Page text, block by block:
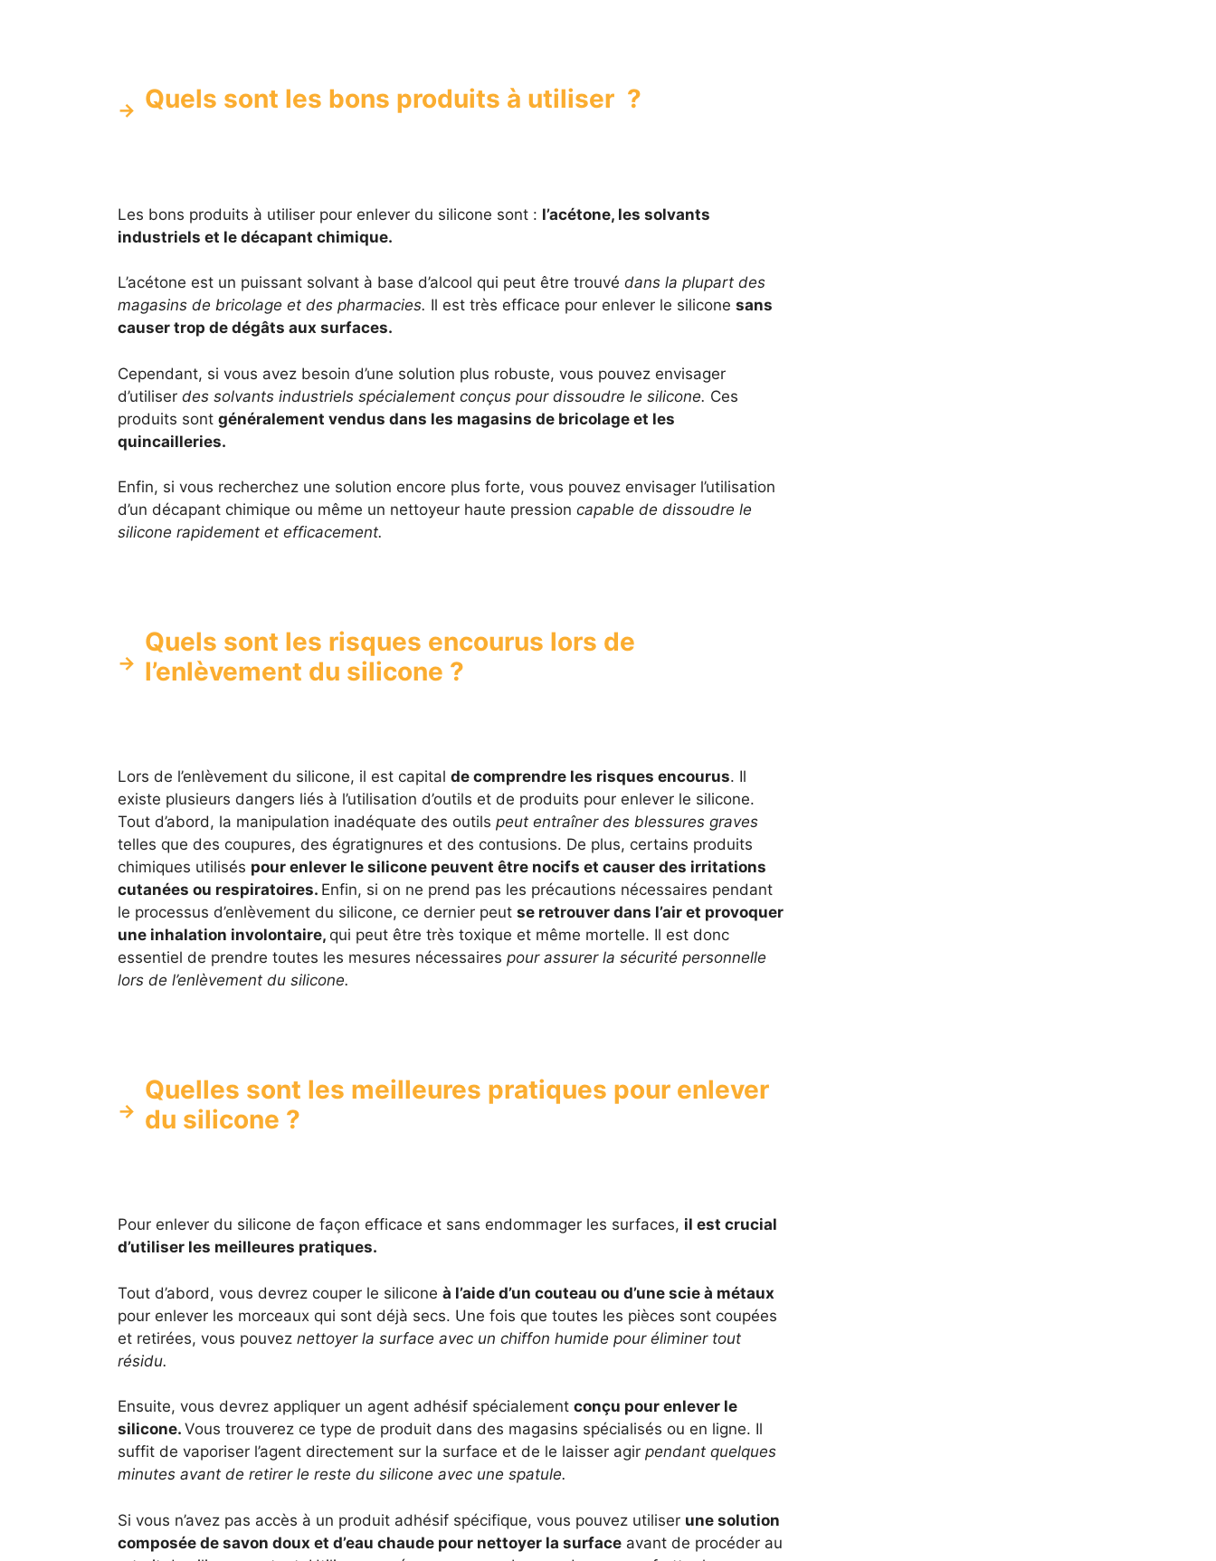
Quels sont les bons produits à utiliser ?
Les bons produits à utiliser pour enlever du silicone sont : l’acétone, les solvants
industriels et le décapant chimique.
L’acétone est un puissant solvant à base d’alcool qui peut être trouvé dans la plupart des
magasins de bricolage et des pharmacies. Il est très efficace pour enlever le silicone sans
causer trop de dégâts aux surfaces.
Cependant, si vous avez besoin d’une solution plus robuste, vous pouvez envisager
d’utiliser des solvants industriels spécialement conçus pour dissoudre le silicone. Ces
produits sont généralement vendus dans les magasins de bricolage et les
quincailleries.
Enfin, si vous recherchez une solution encore plus forte, vous pouvez envisager l’utilisation
d’un décapant chimique ou même un nettoyeur haute pression capable de dissoudre le
silicone rapidement et efficacement.
Quels sont les risques encourus lors de
l’enlèvement du silicone ?
Lors de l’enlèvement du silicone, il est capital de comprendre les risques encourus. Il
existe plusieurs dangers liés à l’utilisation d’outils et de produits pour enlever le silicone.
Tout d’abord, la manipulation inadéquate des outils peut entraîner des blessures graves
telles que des coupures, des égratignures et des contusions. De plus, certains produits
chimiques utilisés pour enlever le silicone peuvent être nocifs et causer des irritations
cutanées ou respiratoires. Enfin, si on ne prend pas les précautions nécessaires pendant
le processus d’enlèvement du silicone, ce dernier peut se retrouver dans l’air et provoquer
une inhalation involontaire, qui peut être très toxique et même mortelle. Il est donc
essentiel de prendre toutes les mesures nécessaires pour assurer la sécurité personnelle
lors de l’enlèvement du silicone.
Quelles sont les meilleures pratiques pour enlever
du silicone ?
Pour enlever du silicone de façon efficace et sans endommager les surfaces, il est crucial
d’utiliser les meilleures pratiques.
Tout d’abord, vous devrez couper le silicone à l’aide d’un couteau ou d’une scie à métaux
pour enlever les morceaux qui sont déjà secs. Une fois que toutes les pièces sont coupées
et retirées, vous pouveznettoyer la surface avec un chiffon humide pour éliminer tout
résidu.
Ensuite, vous devrez appliquer un agent adhésif spécialement conçu pour enlever le
silicone. Vous trouverez ce type de produit dans des magasins spécialisés ou en ligne. Il
suffit de vaporiser l’agent directement sur la surface et de le laisser agirpendant quelques
minutes avant de retirer le reste du silicone avec une spatule.
Si vous n’avez pas accès à un produit adhésif spécifique, vous pouvez utiliser une solution
composée de savon doux et d’eau chaude pour nettoyer la surfaceavant de procéder au